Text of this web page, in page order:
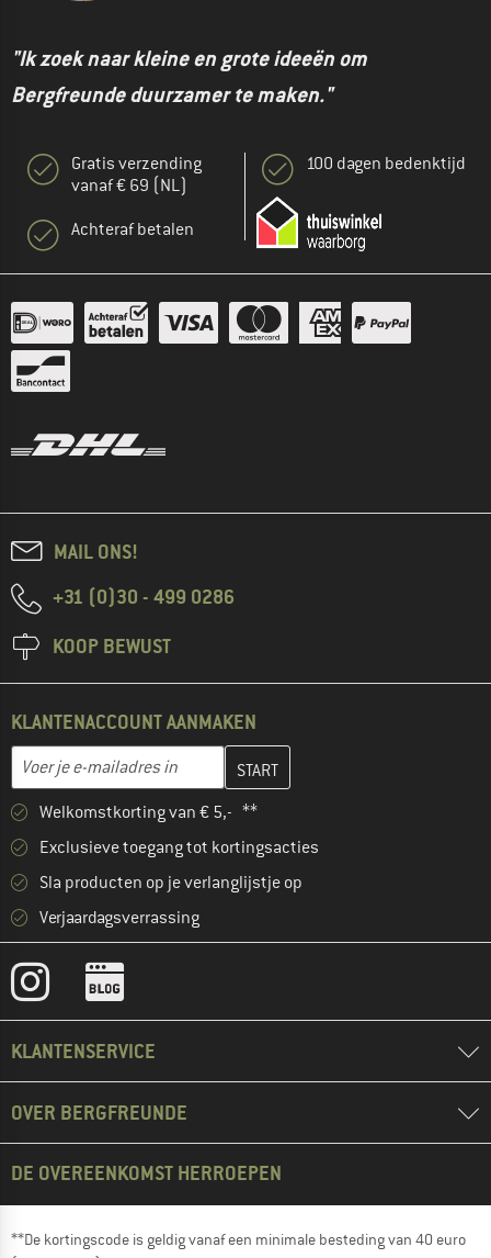
"Ik zoek naar kleine en grote ideeën om
Bergfreunde duurzamer te maken."
Gratis verzending
vanaf € 69 (NL)
Achteraf betalen
100 dagen bedenktijd
MAIL ONS!
+31 (0)30 - 499 0286
KOOP BEWUST
KLANTENACCOUNT AANMAKEN
E-mailadres
Vul je e-mailadres hier in en maak in de volgende stap je
Welkomstkorting van € 5,- **
Exclusieve toegang tot kortingsacties
Sla producten op je verlanglijstje op
Verjaardagsverrassing
KLANTENSERVICE
OVER BERGFREUNDE
DE OVEREENKOMST HERROEPEN
**De kortingscode is geldig vanaf een minimale besteding van 40 euro